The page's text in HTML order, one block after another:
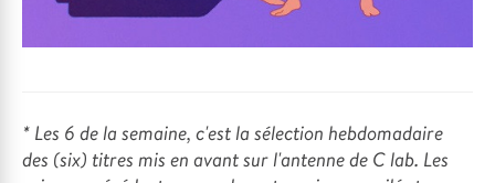
* Les 6 de la semaine, c'est la sélection hebdomadaire
des (six) titres mis en avant sur l'antenne de C lab. Les